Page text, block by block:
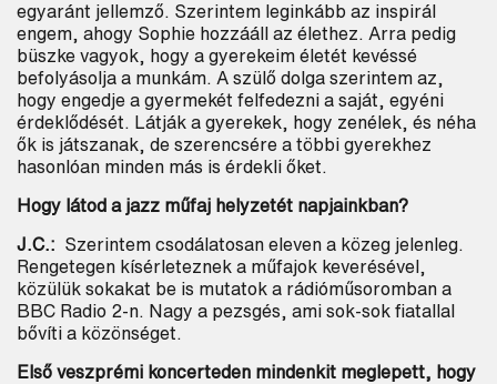
egyaránt jellemző. Szerintem leginkább az inspirál
engem, ahogy Sophie hozzááll az élethez. Arra pedig
büszke vagyok, hogy a gyerekeim életét kevéssé
befolyásolja a munkám. A szülő dolga szerintem az,
hogy engedje a gyermekét felfedezni a saját, egyéni
érdeklődését. Látják a gyerekek, hogy zenélek, és néha
ők is játszanak, de szerencsére a többi gyerekhez
hasonlóan minden más is érdekli őket.
Hogy látod a jazz műfaj helyzetét napjainkban?
J.C.: Szerintem csodálatosan eleven a közeg jelenleg.
Rengetegen kísérleteznek a műfajok keverésével,
közülük sokakat be is mutatok a rádióműsoromban a
BBC Radio 2-n. Nagy a pezsgés, ami sok-sok fiatallal
bővíti a közönséget.
Első veszprémi koncerteden mindenkit meglepett, hogy